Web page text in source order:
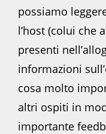
possiamo
l’host (colui che
presenti
informazioni
cosa molto
altri ospiti in
importante